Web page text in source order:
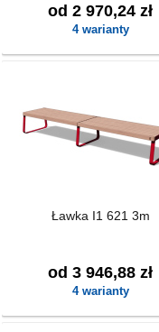
od 2 970,24 zł
4 warianty
Ławka I1 621 3m
od 3 946,88 zł
4 warianty